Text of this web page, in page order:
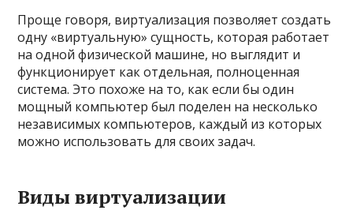
Проще говоря, виртуализация позволяет создать
одну «виртуальную» сущность, которая работает
на одной физической машине, но выглядит и
функционирует как отдельная, полноценная
система. Это похоже на то, как если бы один
мощный компьютер был поделен на несколько
независимых компьютеров, каждый из которых
можно использовать для своих задач.
Виды виртуализации